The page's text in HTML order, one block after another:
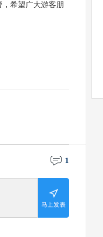
希望广大游客朋
1